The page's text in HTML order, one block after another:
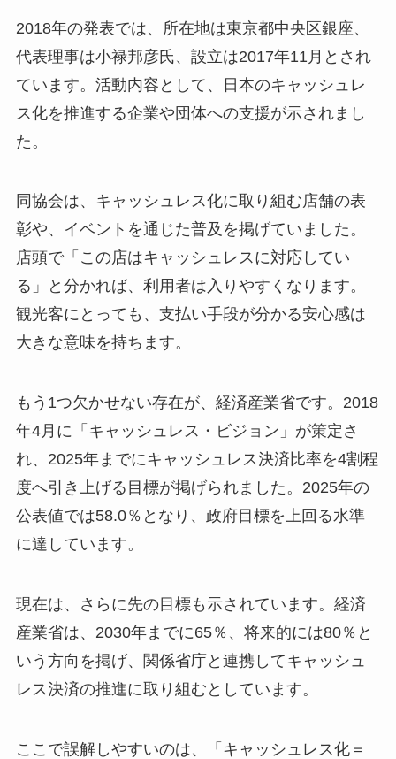
2018年の発表では、所在地は東京都中央区銀座、
代表理事は小禄邦彦氏、設立は2017年11月とされ
ています。活動内容として、日本のキャッシュレ
ス化を推進する企業や団体への支援が示されまし
た。
同協会は、キャッシュレス化に取り組む店舗の表
彰や、イベントを通じた普及を掲げていました。
店頭で「この店はキャッシュレスに対応してい
る」と分かれば、利用者は入りやすくなります。
観光客にとっても、支払い手段が分かる安心感は
大きな意味を持ちます。
もう1つ欠かせない存在が、経済産業省です。2018
年4月に「キャッシュレス・ビジョン」が策定さ
れ、2025年までにキャッシュレス決済比率を4割程
度へ引き上げる目標が掲げられました。2025年の
公表値では58.0％となり、政府目標を上回る水準
に達しています。
現在は、さらに先の目標も示されています。経済
産業省は、2030年までに65％、将来的には80％と
いう方向を掲げ、関係省庁と連携してキャッシュ
レス決済の推進に取り組むとしています。
ここで誤解しやすいのは、「キャッシュレス化＝